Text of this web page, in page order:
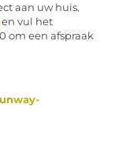
aan uw huis.
en vul het
om een afspraak